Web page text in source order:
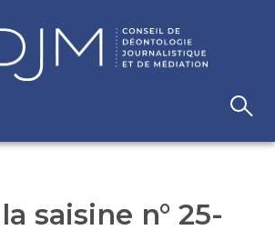
saisine n° 25-